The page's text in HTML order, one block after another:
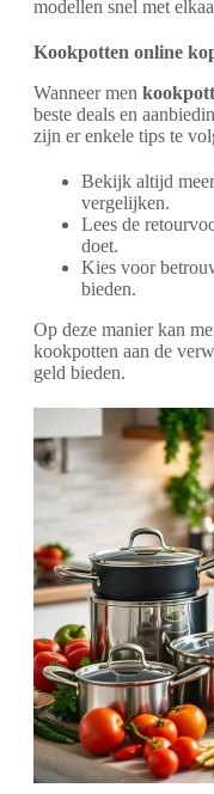
modellen snel met
Kookpotten online
Wanneer men
beste deals en
zijn er enkele tips te
Bekijk altijd
vergelijken.
Lees de
doet.
Kies voor
bieden.
Op deze manier kan
kookpotten aan de
geld bieden.